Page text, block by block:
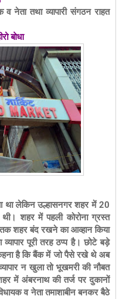
नेता तथा व्यापारी संगठन राहत
बोधा
लेकिन उल्हासनगर शहर में 20
शहर में पहली कोरोना ग्रस्त
तक शहर बंद रखने का आव्हान किया
पूरी तरह ठप्प है। छोटे बड़े
कहना है कि बैंक में जो पैसे रखे थे अब
न खुला तो भूखमरी की नौबत
में अंबरनाथ की तर्ज पर दुकानों
व नेता तमाशाबीन बनकर बैठे